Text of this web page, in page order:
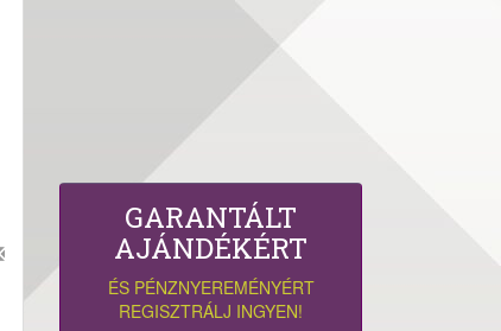
GARANTÁLT
AJÁNDÉKÉRT
ÉS PÉNZNYEREMÉNYÉRT
REGISZTRÁLJ INGYEN!